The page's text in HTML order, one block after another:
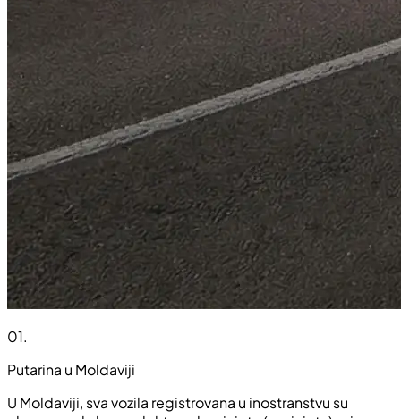
01.
Putarina u Moldaviji
U Moldaviji, sva vozila registrovana u inostranstvu su